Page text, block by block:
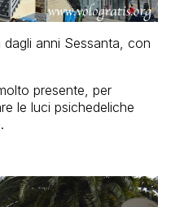
anni Sessanta, con
presente, per
le luci psichedeliche